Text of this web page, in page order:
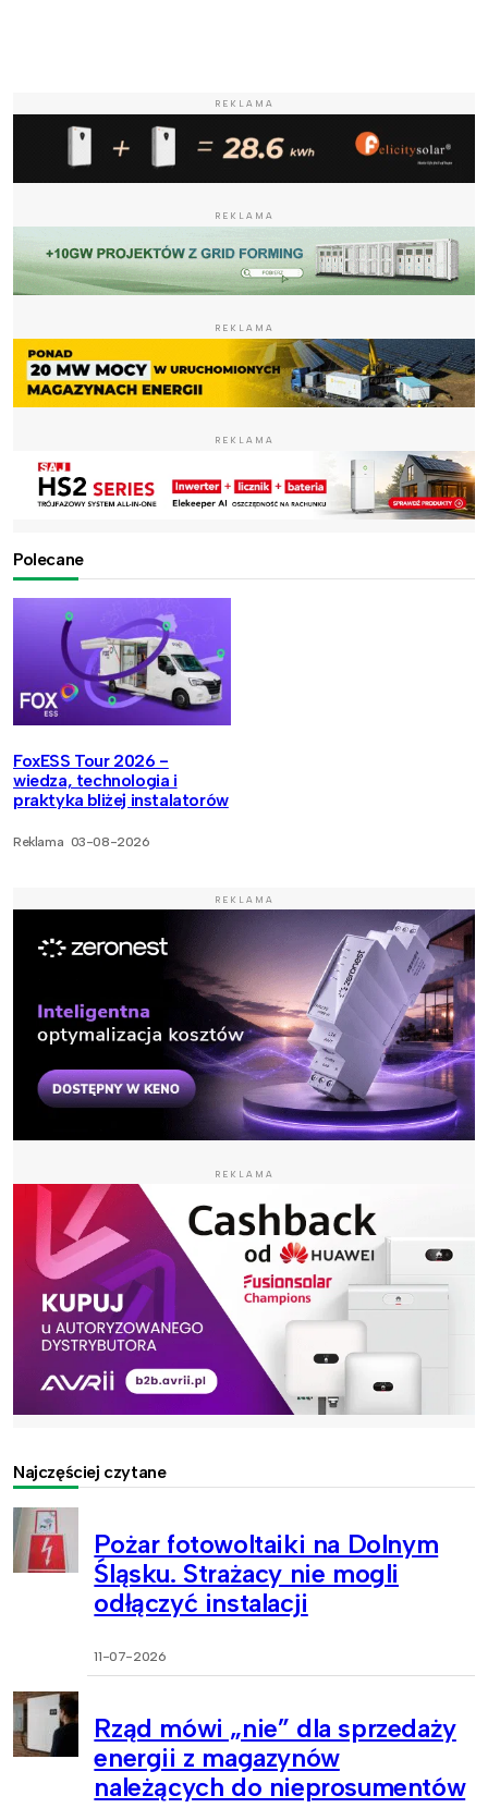
REKLAMA
REKLAMA
REKLAMA
REKLAMA
Polecane
FoxESS Tour 2026 -
wiedza, technologia i
praktyka bliżej instalatorów
Reklama 03-08-2026
REKLAMA
REKLAMA
Najczęściej czytane
Pożar fotowoltaiki na Dolnym
Śląsku. Strażacy nie mogli
odłączyć instalacji
11-07-2026
Rząd mówi „nie” dla sprzedaży
energii z magazynów
należących do nieprosumentów